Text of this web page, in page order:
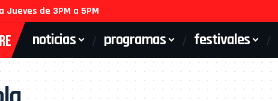
Jueves de 3PM a 5PM
noticias programas festivales